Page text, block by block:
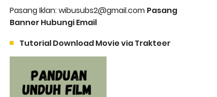
Pasang Iklan: wibusubs2@gmail.com Pasang
Banner Hubungi Email
Tutorial Download Movie via Trakteer